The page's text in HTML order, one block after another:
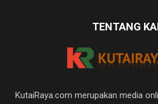
TENTANG
KutaiRaya.com merupakan media